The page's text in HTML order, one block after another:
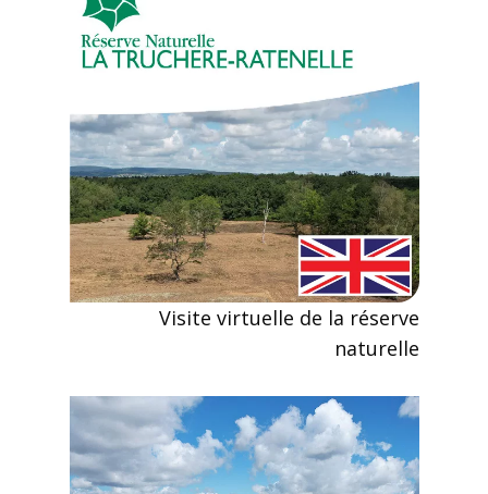
Visite virtuelle de la réserve
naturelle